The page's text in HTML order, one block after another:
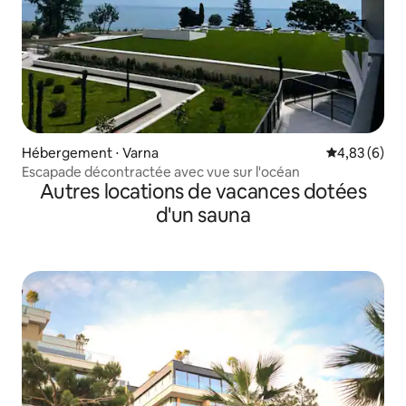
Hébergement ⋅ Varna Évaluation
4,83 (6)
Escapade décontractée avec vue sur l'océan
Autres locations de vacances dotées
d'un sauna